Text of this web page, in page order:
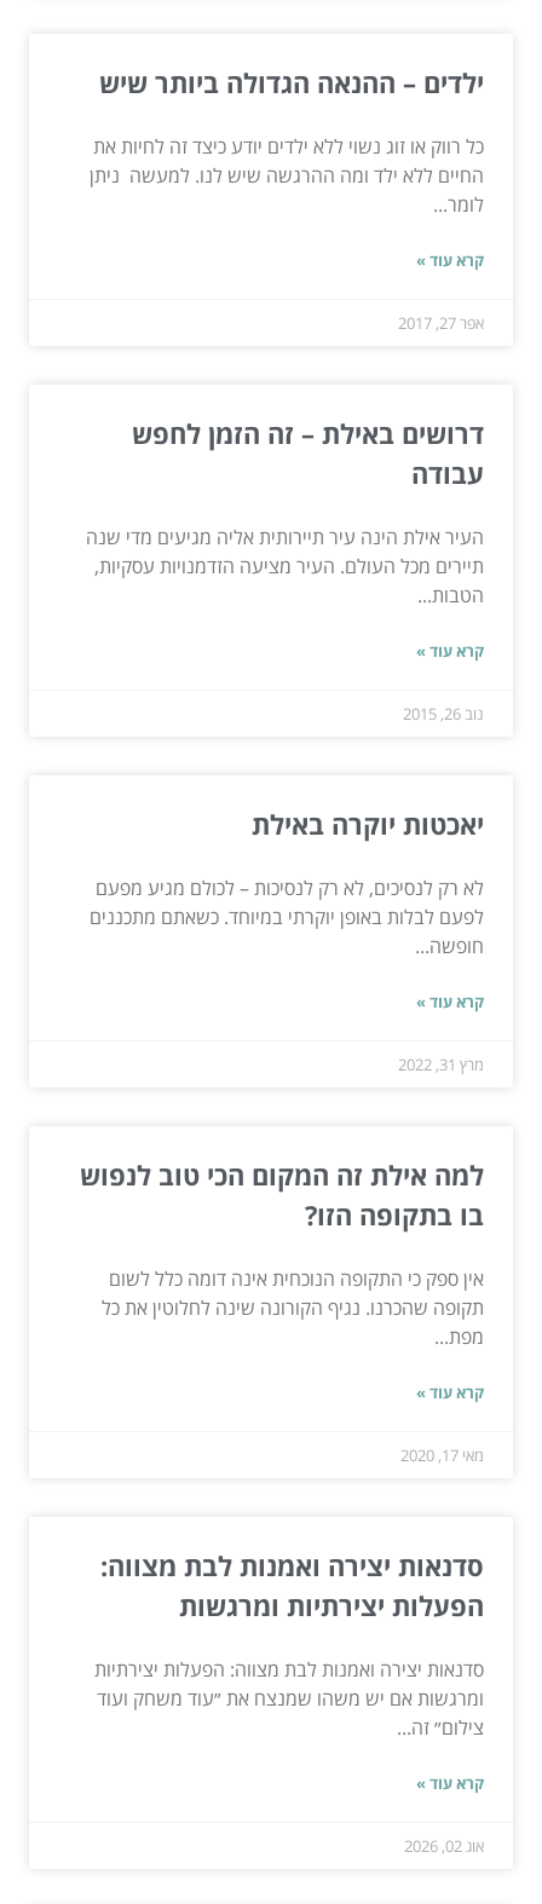
ילדים – ההנאה הגדולה ביותר שיש
כל רווק או זוג נשוי ללא ילדים יודע כיצד זה לחיות את
החיים ללא ילד ומה ההרגשה שיש לנו. למעשה ניתן
לומר...
קרא עוד »
אפר 27, 2017
דרושים באילת – זה הזמן לחפש
עבודה
העיר אילת הינה עיר תיירותית אליה מגיעים מדי שנה
תיירים מכל העולם. העיר מציעה הזדמנויות עסקיות,
הטבות...
קרא עוד »
נוב 26, 2015
יאכטות יוקרה באילת
לא רק לנסיכים, לא רק לנסיכות – לכולם מגיע מפעם
לפעם לבלות באופן יוקרתי במיוחד. כשאתם מתכננים
חופשה...
קרא עוד »
מרץ 31, 2022
למה אילת זה המקום הכי טוב לנפוש
בו בתקופה הזו?
אין ספק כי התקופה הנוכחית אינה דומה כלל לשום
תקופה שהכרנו. נגיף הקורונה שינה לחלוטין את כל
מפת...
קרא עוד »
מאי 17, 2020
סדנאות יצירה ואמנות לבת מצווה:
הפעלות יצירתיות ומרגשות
סדנאות יצירה ואמנות לבת מצווה: הפעלות יצירתיות
ומרגשות אם יש משהו שמנצח את ״עוד משחק ועוד
צילום״ זה...
קרא עוד »
אוג 02, 2026